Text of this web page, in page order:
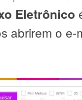
Eletrônico
abrirem o e-